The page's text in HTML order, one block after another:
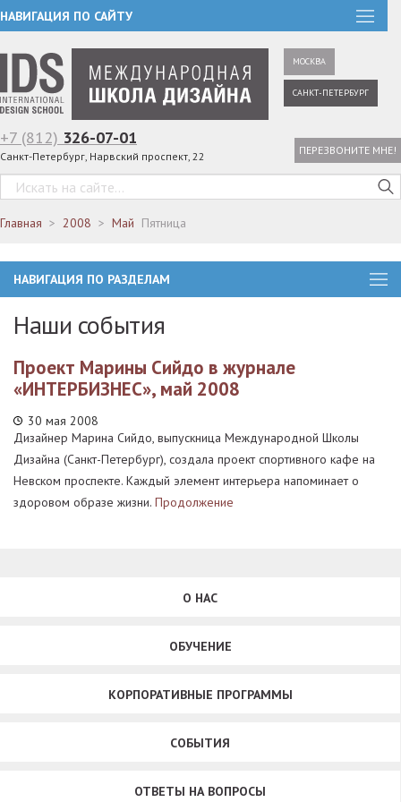
НАВИГАЦИЯ ПО САЙТУ
МОСКВА
САНКТ-ПЕТЕРБУРГ
+7 (812) 326-07-01
Санкт-Петербург, Нарвский проспект, 22 ПЕРЕЗВОНИТЕ МНЕ!
Главная 2008 Май Пятница
НАВИГАЦИЯ ПО РАЗДЕЛАМ
Наши события
Проект Марины Сийдо в журнале
«ИНТЕРБИЗНЕС», май 2008
30 мая 2008
Дизайнер Марина Сийдо, выпускница Международной Школы
Дизайна (Санкт-Петербург), создала проект спортивного кафе на
Невском проспекте. Каждый элемент интерьера напоминает о
здоровом образе жизни. Продолжение
О НАС
ОБУЧЕНИЕ
КОРПОРАТИВНЫЕ ПРОГРАММЫ
СОБЫТИЯ
ОТВЕТЫ НА ВОПРОСЫ